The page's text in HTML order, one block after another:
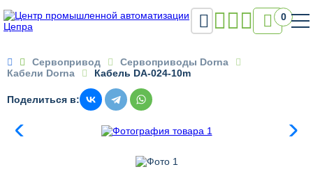
 0
 Сервопривод
Сервоприводы Dorna
Кабели Dorna
Кабель DA-024-10m
Поделиться в: